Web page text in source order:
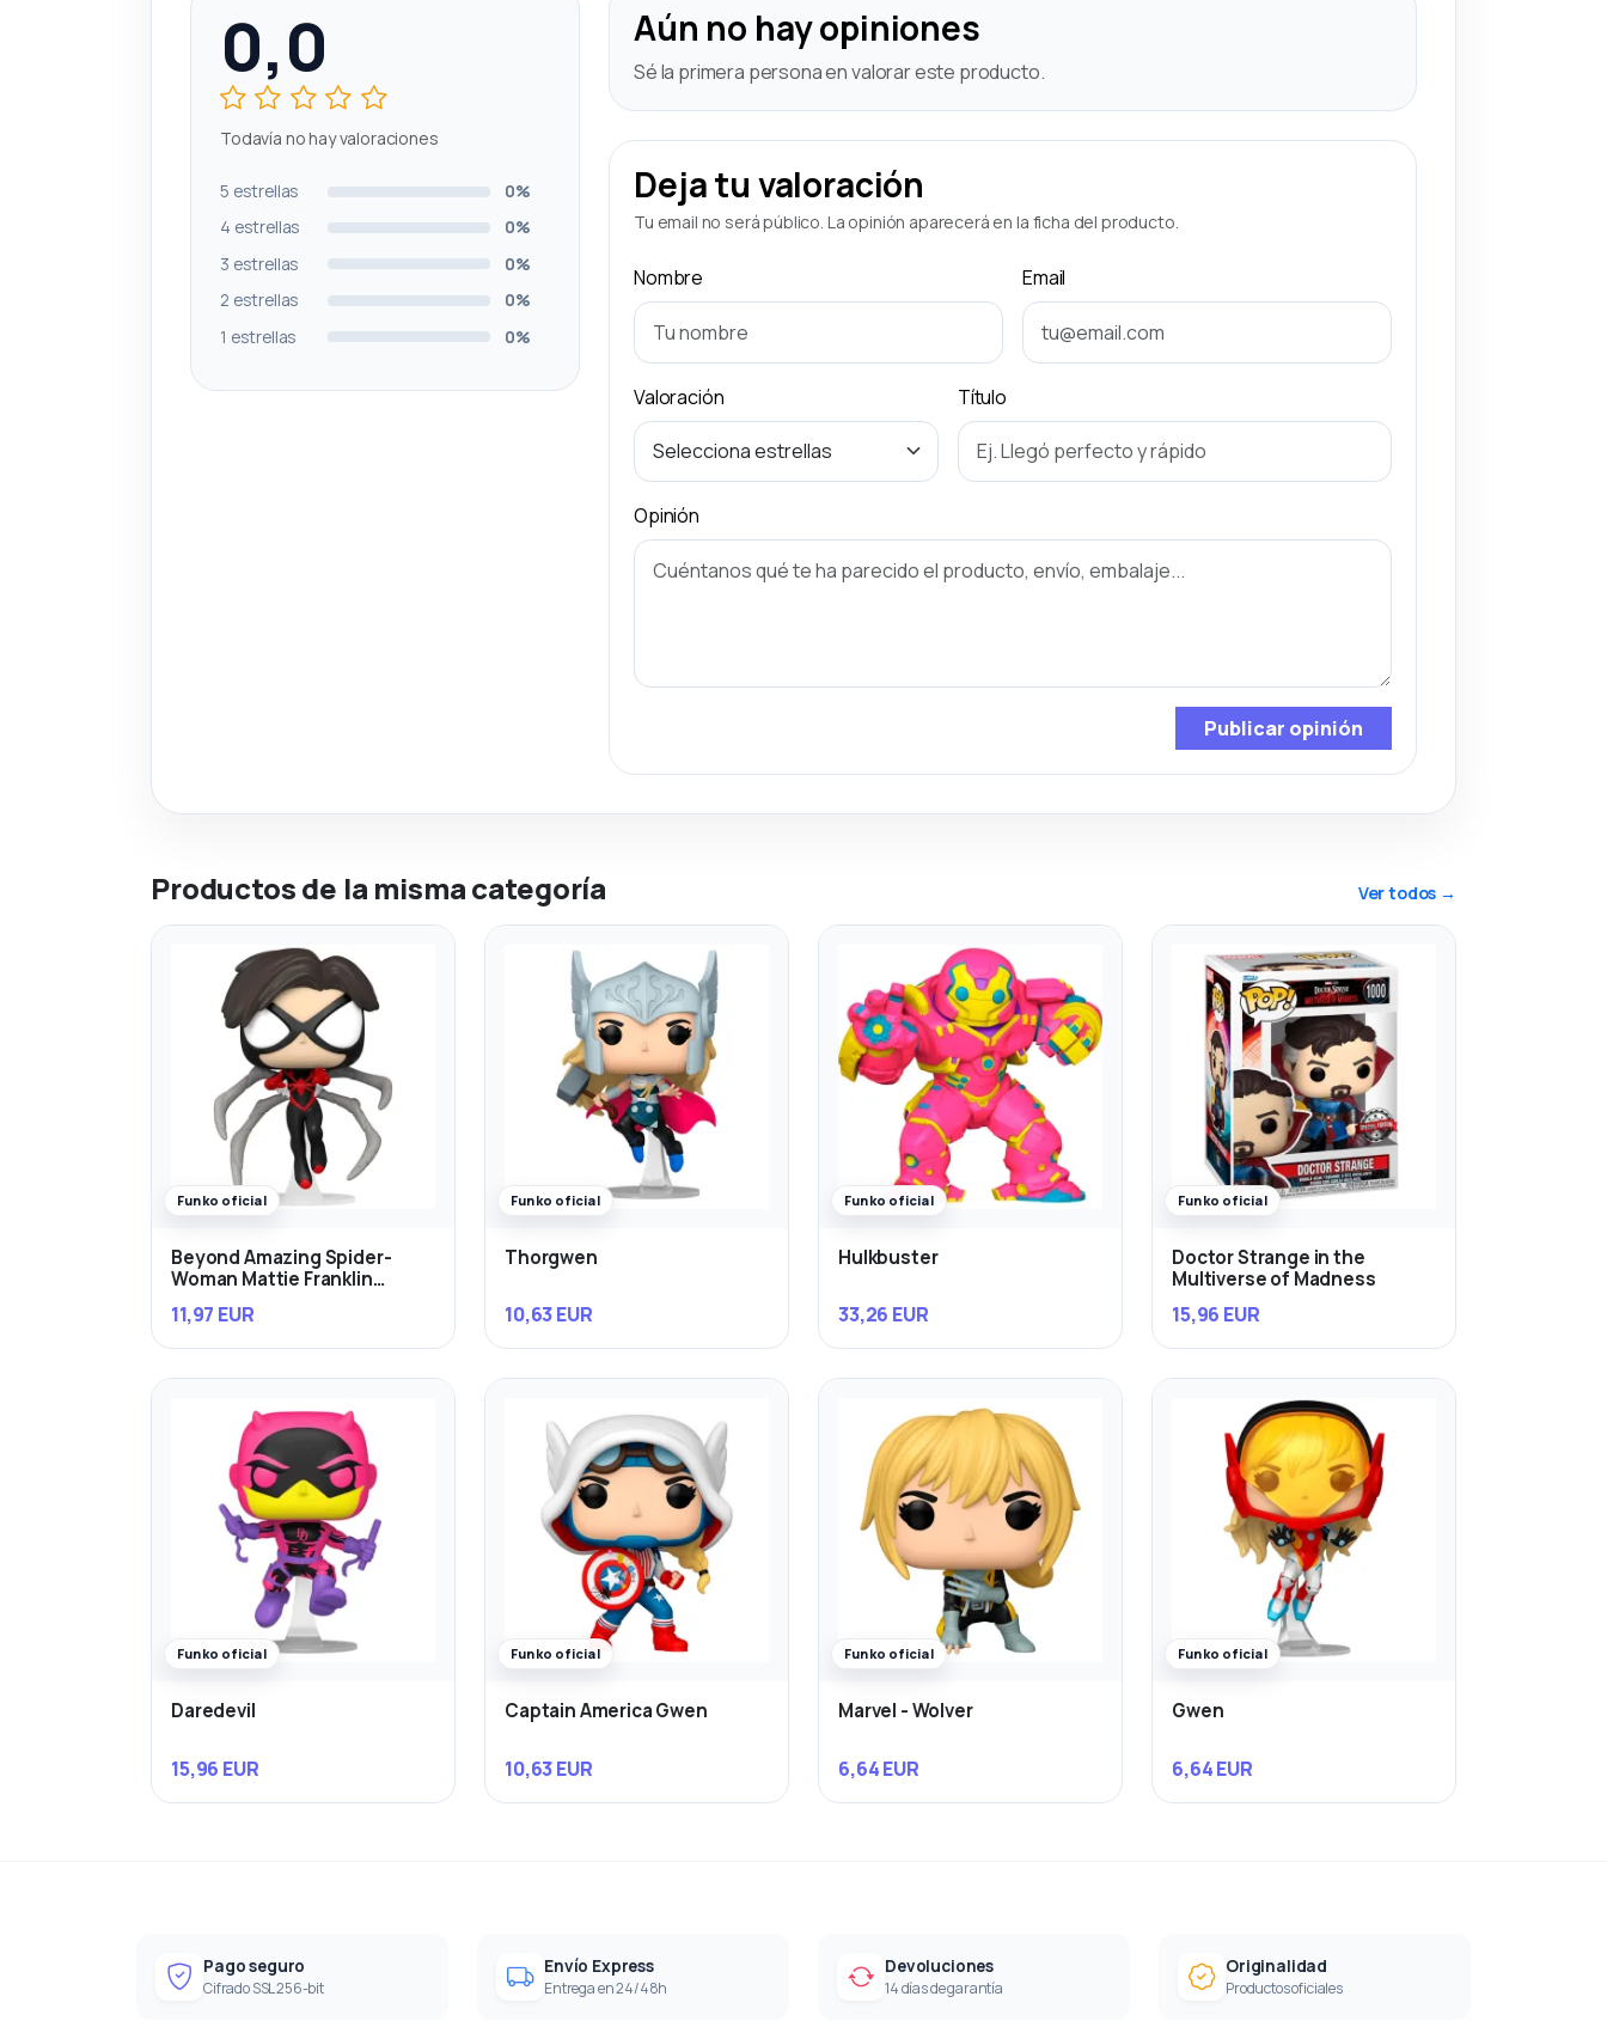
0,0
Todavía no hay valoraciones
5 estrellas
0%
4 estrellas
0%
3 estrellas
0%
2 estrellas
0%
1 estrellas
0%
Aún no hay opiniones
Sé la primera persona en valorar este producto.
Deja tu valoración
Tu email no será público. La opinión aparecerá en la ficha del producto.
Nombre Email
Valoración Título
Opinión
Publicar opinión
Productos de la misma categoría Ver todos →
Funko oficial
Beyond Amazing Spider-
Woman Mattie Franklin
11,97 EUR
Funko oficial
Thorgwen
10,63 EUR
Funko oficial
Hulkbuster
33,26 EUR
Funko oficial
Doctor Strange in the
Multiverse of Madness
15,96 EUR
Funko oficial
Daredevil
15,96 EUR
Funko oficial
Captain America Gwen
10,63 EUR
Funko oficial
Marvel - Wolver
6,64 EUR
Funko oficial
Gwen
6,64 EUR
Pago seguro
Cifrado SSL 256-bit
Envío Express
Entrega en 24/48h
Devoluciones
14 días de garantía
Originalidad
Productos oficiales